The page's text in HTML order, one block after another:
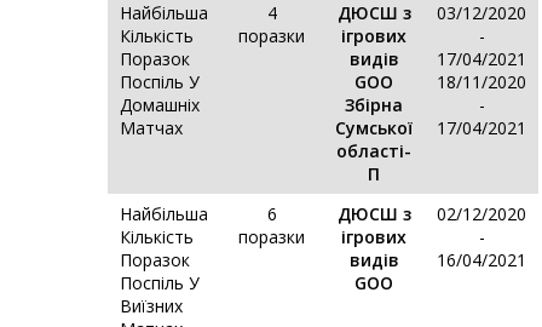
Найбільша
Кількість
Поразок
Поспіль У
Домашніх
Матчах
4
поразки
ДЮСШ з
ігрових
видів
GOO
Збірна
Сумської
області-
П
03/12/2020
-
17/04/2021
18/11/2020
-
17/04/2021
Найбільша
Кількість
Поразок
Поспіль У
Виїзних
6
поразки
ДЮСШ з
ігрових
видів
GOO
02/12/2020
-
16/04/2021